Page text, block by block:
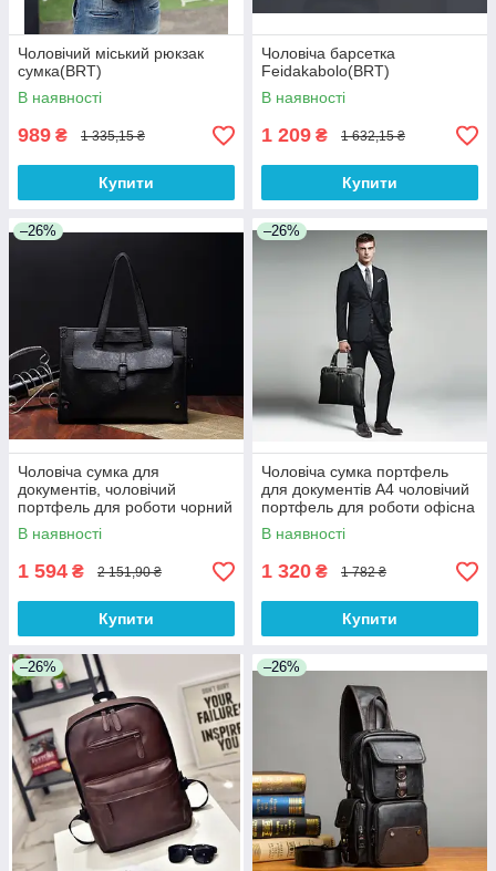
Чоловічий міський рюкзак
сумка(BRT)
В наявності
989 ₴ 1 335,15 ₴
Купити
Чоловіча барсетка
Feidakabolo(BRT)
В наявності
1 209 ₴ 1 632,15 ₴
Купити
–26%
Чоловіча сумка для
документів, чоловічий
портфель для роботи чорний
шкіряний (ПУ шкіра)(BRT)
В наявності
1 594 ₴ 2 151,90 ₴
Купити
–26%
Чоловіча сумка портфель
для документів А4 чоловічий
портфель для роботи офісна
сумка ПУ шкіра(BRT)
В наявності
1 320 ₴ 1 782 ₴
Купити
–26% –26%